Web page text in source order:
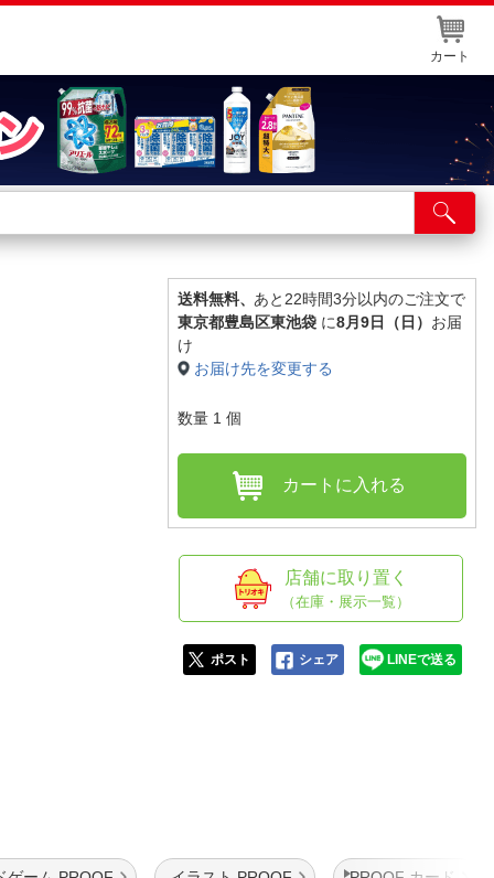
カート
舗サービス
ト取り置き
送料無料、 あと22時間3分以内のご注文で
東京都豊島区東池袋 に8月9日（日） お届
け
お届け先を変更する
数量 1 個
カートに入れる
店舗に取り置く
（在庫・展示一覧）
ポスト シェア LINEで送る